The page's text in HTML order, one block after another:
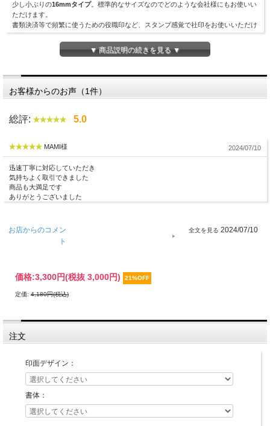
少し小ぶりの16mmタイプ。標準的なサイズなのでどのような会社様にもお使いい
ただけます。
書類決済等で頻繁に使うための役職印など、スタンプ感覚で社印をお使いいただけ
ます。
印面デザイン確認が不要な場合の最短納期です。
なお、カートに入れただけではお買い上げにはなりませんので、ご安心ください。
堂）
■書体見本一覧：
ります。
お好みの書体をみつけてくださいね。
古印系：
認印に多く使われる書体。
文字の欠けや途切れの風味を加味した書体です。
▼ 商品説明の続きを見る ▼
お客様からのお声（1件）
総評: 5.0
MAMI様 2024/07/10
迅速丁寧に対応していただき
気持ちよく取引できました
商品も大満足です
ありがとうございました
お店からのコメン
ト
2024/07/10
価格:3,300円(税抜 3,000円) 21%OFF
定価: 4,180円(税込)
注文
印面デザイン：
書体：